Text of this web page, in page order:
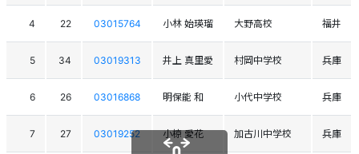
4 22 03015764 小林 始瑛瑠 大野高校 福井
5 34 03019313 井上 真里愛 村岡中学校 兵庫
6 26 03016868 明保能 和 小代中学校 兵庫
7 27 03019252 小椋 愛花 加古川中学校 兵庫